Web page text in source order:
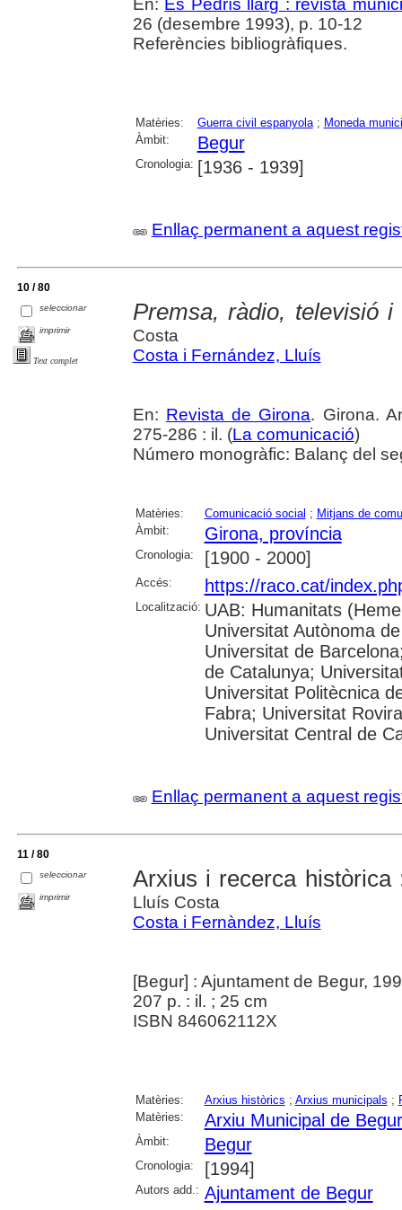
En: Es Pedrís llarg : revista
26 (desembre 1993), p. 10-12
Referències bibliogràfiques.
Matèries: Guerra civil espanyola; Moneda
Àmbit:
Begur
Cronologia: [1936 - 1939]
Enllaç permanent a aquest
10 / 80
seleccionar
imprimir
Text complet
Premsa, ràdio, televisió
Costa
Costa i Fernández, Lluís
En: Revista de Girona. Girona.
275-286 : il. (La comunicació)
Número monogràfic: Balanç del
Matèries: Comunicació social ; Mitjans de
Àmbit:
Girona, província
Cronologia: [1900 - 2000]
Accés: https://raco.cat/
Localització: UAB: Humanitats
Universitat Autònoma
Universitat de
de Catalunya;
Universitat Politècnica
Fabra; Universitat
Universitat Central de
Enllaç permanent a aquest
11 / 80
seleccionar
imprimir
Arxius i recerca
Lluís Costa
Costa i Fernàndez, Lluís
[Begur] : Ajuntament de Begur,
207 p. : il. ; 25 cm
ISBN 846062112X
Matèries: Arxius històrics ; Arxius municipals ;
Matèries:
Arxiu Municipal de Begur
Àmbit: Begur
Cronologia: [1994]
Autors add.: Ajuntament de Begur